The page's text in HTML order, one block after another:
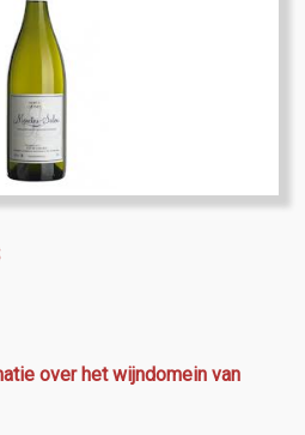
over het wijndomein van